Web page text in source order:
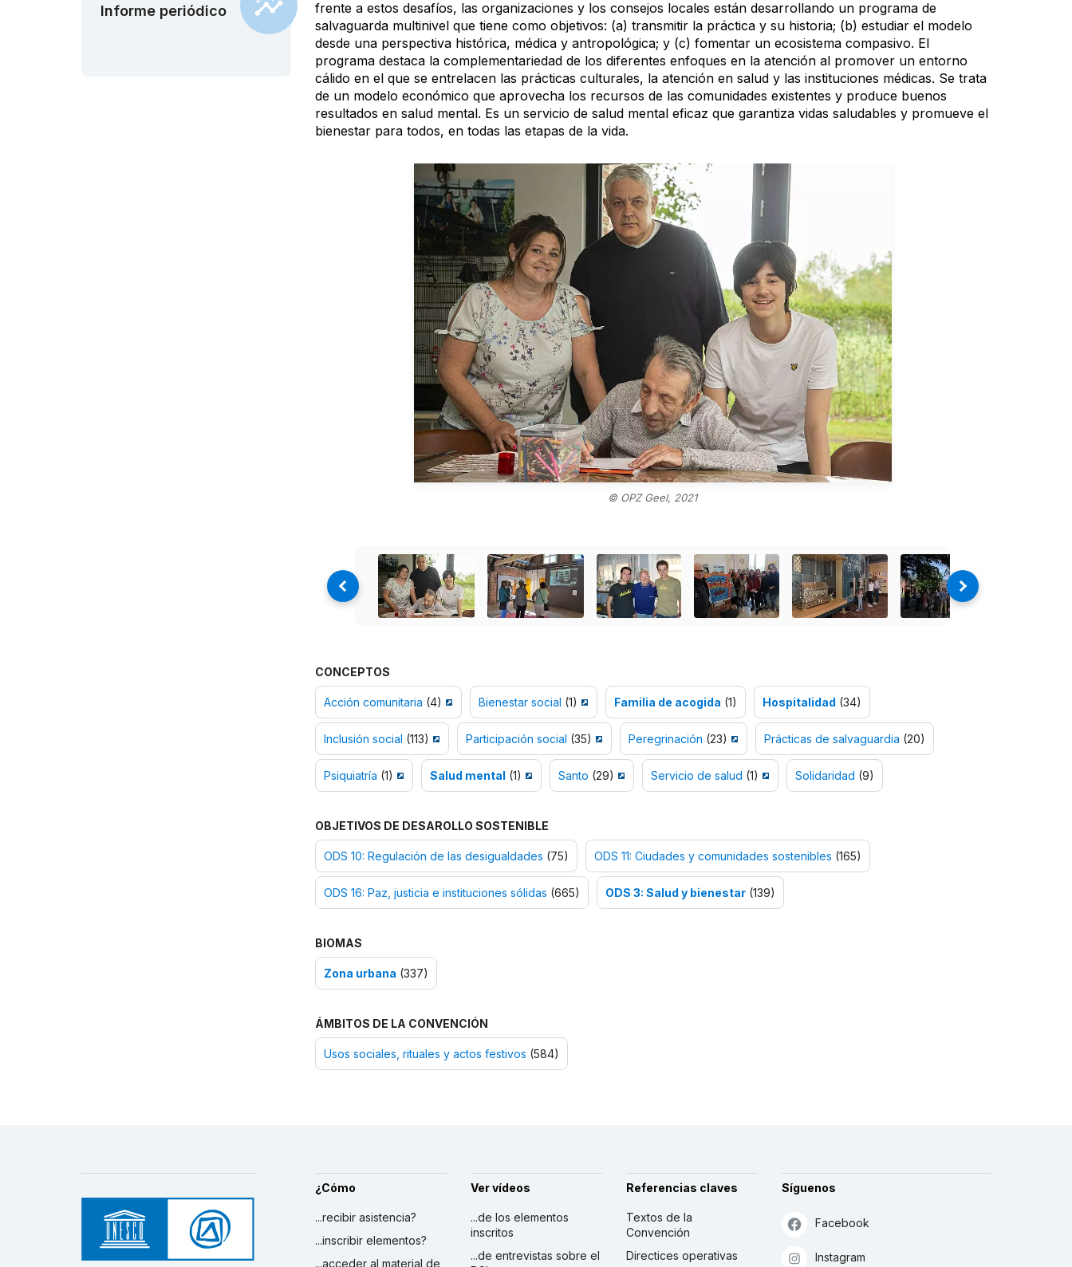
Informe periódico
frente a estos desafíos, las organizaciones y los consejos locales están desarrollando un programa de
salvaguarda multinivel que tiene como objetivos: (a) transmitir la práctica y su historia; (b) estudiar el modelo
desde una perspectiva histórica, médica y antropológica; y (c) fomentar un ecosistema compasivo. El
programa destaca la complementariedad de los diferentes enfoques en la atención al promover un entorno
cálido en el que se entrelacen las prácticas culturales, la atención en salud y las instituciones médicas. Se trata
de un modelo económico que aprovecha los recursos de las comunidades existentes y produce buenos
resultados en salud mental. Es un servicio de salud mental eficaz que garantiza vidas saludables y promueve el
bienestar para todos, en todas las etapas de la vida.
© OPZ Geel, 2021
CONCEPTOS
Acción comunitaria (4) Bienestar social (1) Familia de acogida (1) Hospitalidad (34)
Inclusión social (113) Participación social (35) Peregrinación (23) Prácticas de salvaguardia (20)
Psiquiatría (1) Salud mental (1) Santo (29) Servicio de salud (1) Solidaridad (9)
OBJETIVOS DE DESAROLLO SOSTENIBLE
ODS 10: Regulación de las desigualdades (75) ODS 11: Ciudades y comunidades sostenibles (165)
ODS 16: Paz, justicia e instituciones sólidas (665) ODS 3: Salud y bienestar(139)
BIOMAS
Zona urbana (337)
ÁMBITOS DE LA CONVENCIÓN
Usos sociales, rituales y actos festivos (584)
¿Cómo
...recibir asistencia?
...inscribir elementos?
...acceder al material de
Ver vídeos
...de los elementos
inscritos
...de entrevistas sobre el
Referencias claves
Textos de la
Convención
Directices operativas
Síguenos
Facebook
Instagram